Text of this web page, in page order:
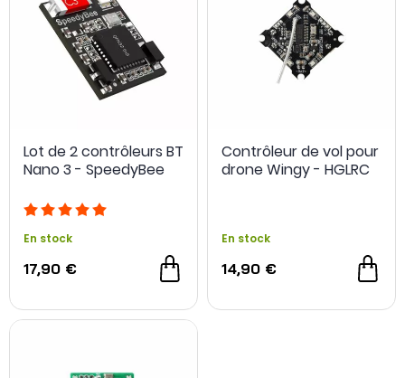
Lot de 2 contrôleurs BT
Nano 3 - SpeedyBee
En stock
17,90 €
Contrôleur de vol pour
drone Wingy - HGLRC
En stock
14,90 €